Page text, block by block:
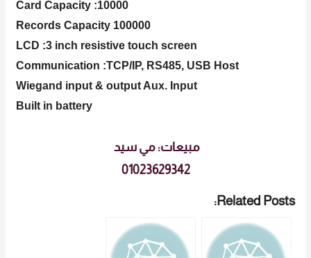
Card Capacity :10000
Records Capacity 100000
LCD :3 inch resistive touch screen
Communication :TCP/IP, RS485, USB Host
Wiegand input & output Aux. Input
Built in battery
مبيعات: مي سيد
01023629342
Related Posts: